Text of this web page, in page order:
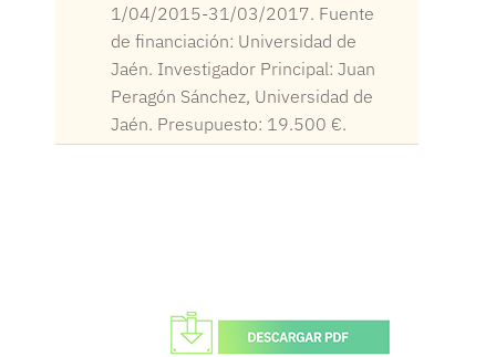
1/04/2015-31/03/2017. Fuente
de financiación: Universidad de
Jaén. Investigador Principal: Juan
Peragón Sánchez, Universidad de
Jaén. Presupuesto: 19.500 €.